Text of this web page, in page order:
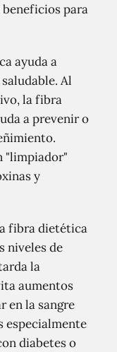
beneficios para
ayuda a
Al
la fibra
a prevenir o
"limpiador"
y
fibra dietética
niveles de
la
aumentos
en la sangre
especialmente
diabetes o